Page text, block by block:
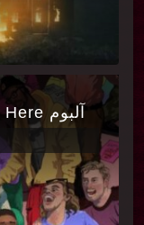
آلبوم I’m Not Supposed To Be Here